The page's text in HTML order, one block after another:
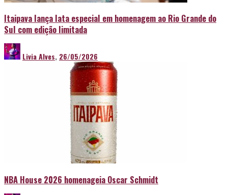
Itaipava lança lata especial em homenagem ao Rio Grande do
Sul com edição limitada
Livia Alves, 26/05/2026
NBA House 2026 homenageia Oscar Schmidt